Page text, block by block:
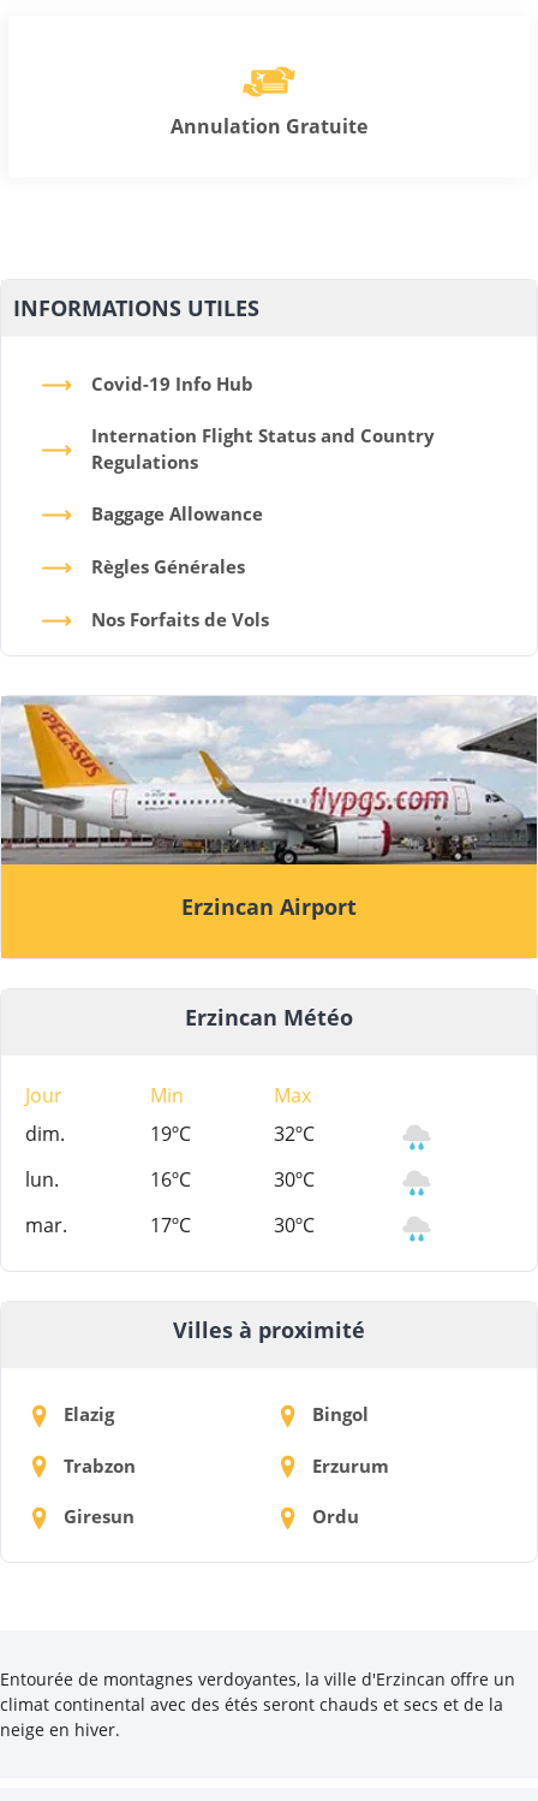
Annulation Gratuite
INFORMATIONS UTILES
Covid-19 Info Hub
Internation Flight Status and Country
Regulations
Baggage Allowance
Règles Générales
Nos Forfaits de Vols
Erzincan Airport
Erzincan Météo
Jour Min
Max
dim.
19ºC
32ºC
lun.
16ºC
30ºC
mar.
17ºC 30ºC
Villes à proximité
Elazig Bingol
Trabzon Erzurum
Giresun Ordu
Entourée de montagnes verdoyantes, la ville d'Erzincan offre un
climat continental avec des étés seront chauds et secs et de la
neige en hiver.